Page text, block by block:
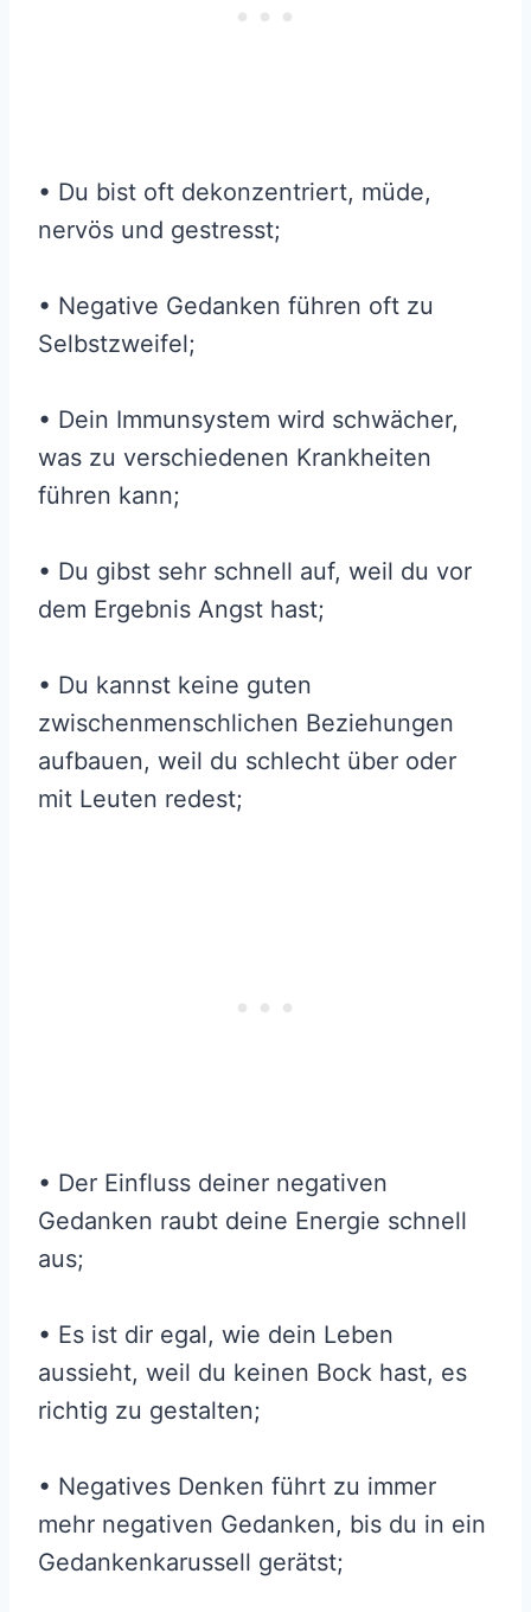
• Du bist oft dekonzentriert, müde,
nervös und gestresst;
• Negative Gedanken führen oft zu
Selbstzweifel;
• Dein Immunsystem wird schwächer,
was zu verschiedenen Krankheiten
führen kann;
• Du gibst sehr schnell auf, weil du vor
dem Ergebnis Angst hast;
• Du kannst keine guten
zwischenmenschlichen Beziehungen
aufbauen, weil du schlecht über oder
mit Leuten redest;
• Der Einfluss deiner negativen
Gedanken raubt deine Energie schnell
aus;
• Es ist dir egal, wie dein Leben
aussieht, weil du keinen Bock hast, es
richtig zu gestalten;
• Negatives Denken führt zu immer
mehr negativen Gedanken, bis du in ein
Gedankenkarussell gerätst;